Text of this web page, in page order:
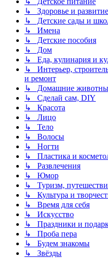
↳ Здоровье и развитие
↳ Детские сады и
↳ Имена
↳ Детские пособия
↳ Дом
↳ Еда, кулинария и
↳ Интерьер,
и ремонт
↳ Домашние
↳ Сделай сам, DIY
↳ Красота
↳ Лицо
↳ Тело
↳ Волосы
↳ Ногти
↳ Пластика и
↳ Развлечения
↳ Юмор
↳ Туризм,
↳ Культура и
↳ Время для себя
↳ Искусство
↳ Праздники и
↳ Проба пера
↳ Будем знакомы
↳ Звёзды